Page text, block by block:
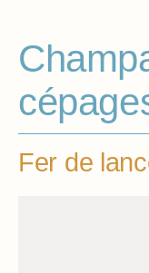
Fer de